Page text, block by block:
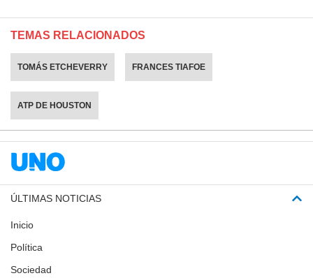
TEMAS RELACIONADOS
TOMÁS ETCHEVERRY FRANCES TIAFOE
ATP DE HOUSTON
ÚLTIMAS NOTICIAS
Inicio
Política
Sociedad